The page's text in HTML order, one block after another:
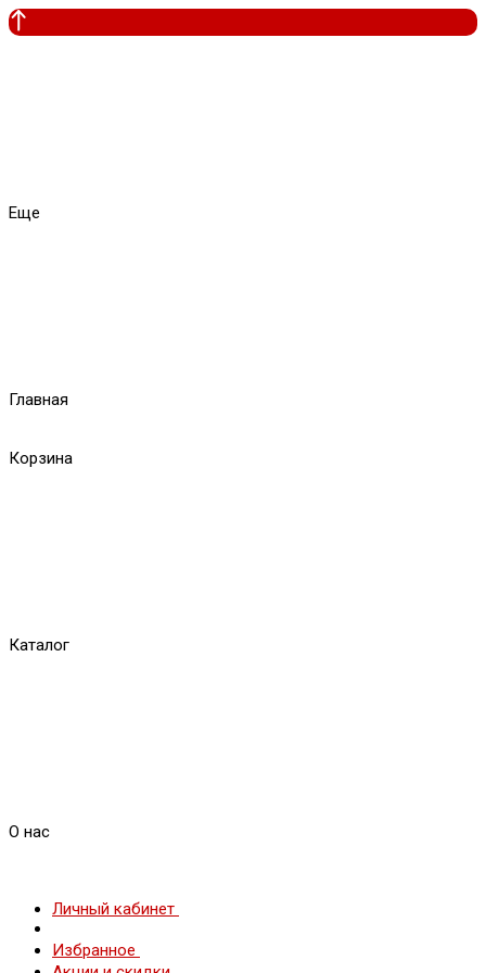
Еще
Главная
Корзина
Каталог
О нас
Личный кабинет
Избранное